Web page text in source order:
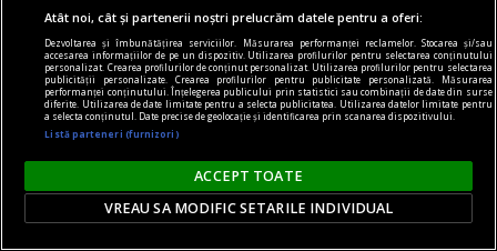
contraintuiția
De ce n-avea Navalnîi șapcă?
Dar trebuie să îi dăm societății ruse credit că
măcar a încercat. Sacrificiul lui Navalnîi e dovada.
Teodor TIŢĂ
Atât noi, cât și partenerii noștri prelucrăm datele pentru a oferi:
Dezvoltarea și îmbunătățirea serviciilor. Măsurarea performanței reclamelor. Stocarea și/sau
accesarea informațiilor de pe un dispozitiv. Utilizarea profilurilor pentru selectarea conținutului
personalizat. Crearea profilurilor de conținut personalizat. Utilizarea profilurilor pentru selectarea
publicității personalizate. Crearea profilurilor pentru publicitate personalizată. Măsurarea
performanței conținutului. Înțelegerea publicului prin statistici sau combinații de date din surse
diferite. Utilizarea de date limitate pentru a selecta publicitatea. Utilizarea datelor limitate pentru
a selecta conținutul. Date precise de geolocație și identificarea prin scanarea dispozitivului.
Listă parteneri (furnizori)
ACCEPT TOATE
VREAU SA MODIFIC SETARILE INDIVIDUAL